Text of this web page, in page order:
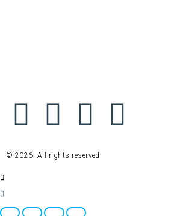
© 2026. All rights reserved.